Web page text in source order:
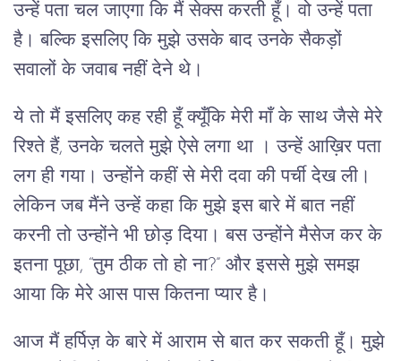
उन्हें पता चल जाएगा कि मैं सेक्स करती हूँ। वो उन्हें पता
है। बल्कि इसलिए कि मुझे उसके बाद उनके सैकड़ों
सवालों के जवाब नहीं देने थे।
ये तो मैं इसलिए कह रही हूँ क्यूँकि मेरी माँ के साथ जैसे मेरे
रिश्ते हैं, उनके चलते मुझे ऐसे लगा था । उन्हें आख़िर पता
लग ही गया। उन्होंने कहीं से मेरी दवा की पर्ची देख ली।
लेकिन जब मैंने उन्हें कहा कि मुझे इस बारे में बात नहीं
करनी तो उन्होंने भी छोड़ दिया। बस उन्होंने मैसेज कर के
इतना पूछा, “तुम ठीक तो हो ना?” और इससे मुझे समझ
आया कि मेरे आस पास कितना प्यार है।
आज मैं हर्पिज़ के बारे में आराम से बात कर सकती हूँ। मुझे